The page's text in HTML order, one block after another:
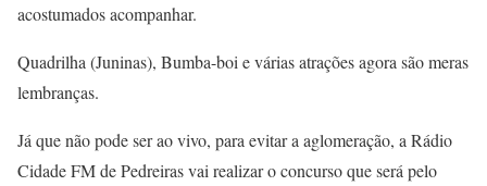
acostumados acompanhar.
Quadrilha (Juninas), Bumba-boi e várias atrações agora são meras
lembranças.
Já que não pode ser ao vivo, para evitar a aglomeração, a Rádio
Cidade FM de Pedreiras vai realizar o concurso que será pelo